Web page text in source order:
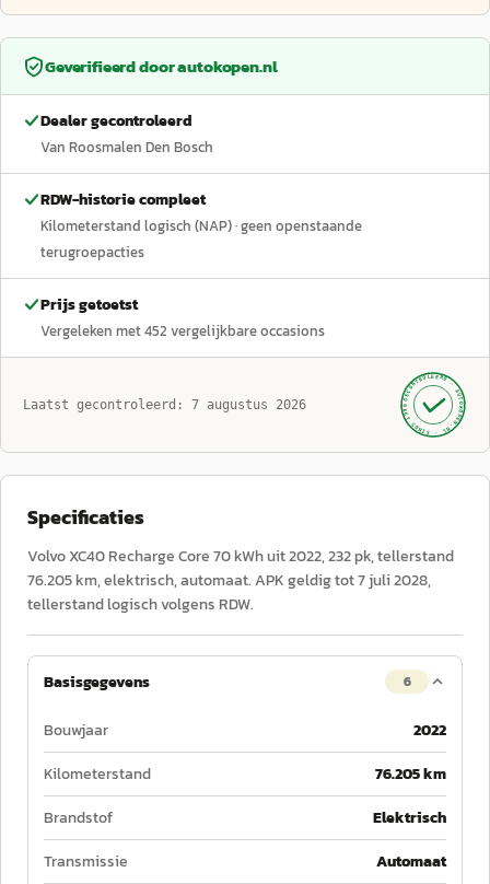
Geverifieerd doorautokopen.nl
Dealer gecontroleerd
Van Roosmalen Den Bosch
RDW-historie compleet
Kilometerstand logisch (NAP)· geen openstaande
terugroepacties
Prijs getoetst
Vergeleken met452 vergelijkbare occasions
Laatst gecontroleerd: 7 augustus 2026 GECONTROLEERD ·
AUTOKOPEN.NL
· SINDS 1999 ·
Specificaties
Volvo XC40 Recharge Core 70 kWh uit 2022, 232 pk, tellerstand
76.205 km, elektrisch, automaat. APK geldig tot 7 juli 2028,
tellerstand logisch volgens RDW.
Basisgegevens 6
Bouwjaar
2022
Kilometerstand
76.205 km
Brandstof
Elektrisch
Transmissie
Automaat